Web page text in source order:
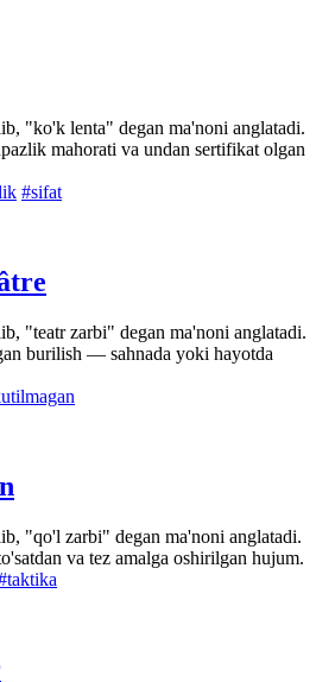
"ko'k lenta" degan ma'noni anglatadi.
mahorati va undan sertifikat olgan
#sifat
"teatr zarbi" degan ma'noni anglatadi.
burilish — sahnada yoki hayotda
"qo'l zarbi" degan ma'noni anglatadi.
va tez amalga oshirilgan hujum.